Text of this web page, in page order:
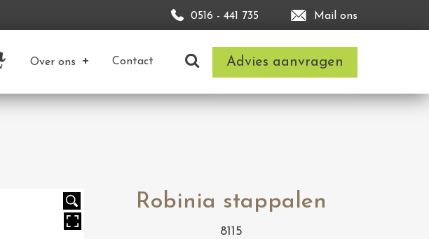
0516 - 441 735 Mail ons
Over ons Contact Advies aanvragen
Robinia stappalen
8115